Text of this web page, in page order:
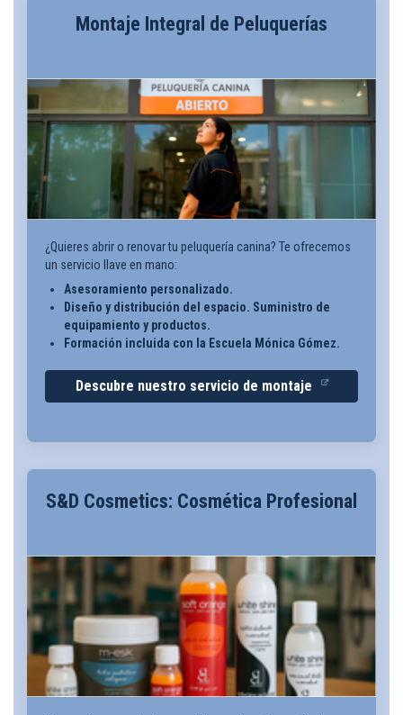
Montaje Integral de Peluquerías
¿Quieres abrir o renovar tu peluquería canina? Te ofrecemos
un servicio llave en mano:
Asesoramiento personalizado.
Diseño y distribución del espacio. Suministro de
equipamiento y productos.
Formación incluida con la Escuela Mónica Gómez.
Descubre nuestro servicio de montaje
S&D Cosmetics: Cosmética Profesional